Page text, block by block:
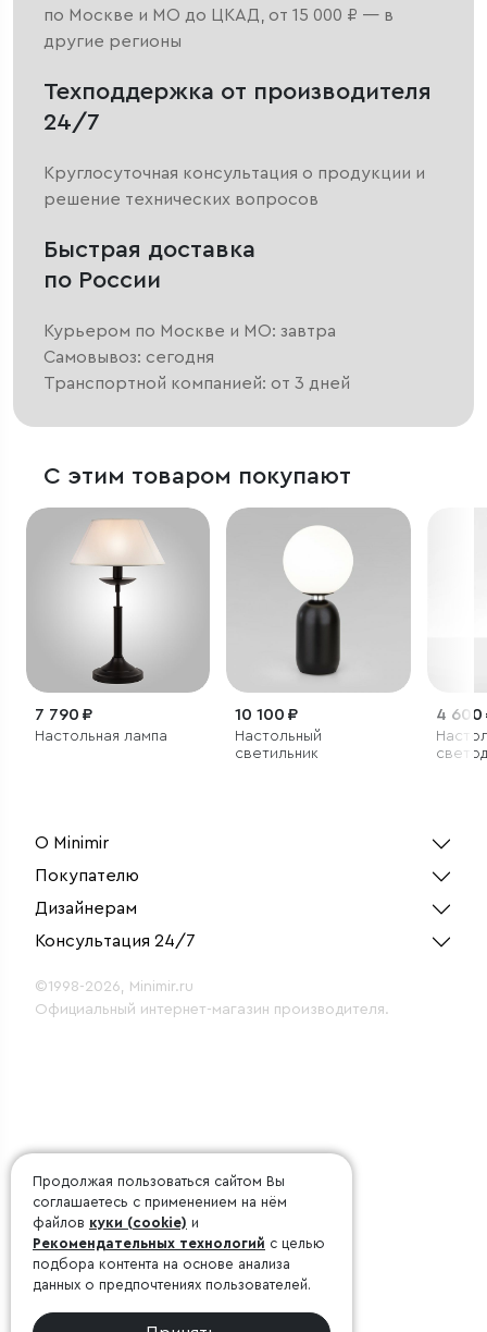
по Москве и МО до ЦКАД, от 15 000 ₽ — в
другие регионы
Техподдержка от производителя
24/7
Круглосуточная консультация о продукции и
решение технических вопросов
Быстрая доставка
по России
Курьером по Москве и МО: завтра
Самовывоз: сегодня
Транспортной компанией: от 3 дней
С этим товаром покупают
7 790 ₽
Настольная лампа
10 100 ₽
Настольный
светильник
4 600
О Minimir
Покупателю
Дизайнерам
Консультация 24/7
©1998-2026, Minimir.ru
Официальный интернет-магазин производителя.
Продолжая пользоваться сайтом Вы
соглашаетесь с применением на нём
файлов куки (cookie) и
Рекомендательных технологий с целью
подбора контента на основе анализа
данных о предпочтениях пользователей.